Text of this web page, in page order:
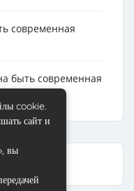
современная
быть современная
cookie.
сайт и
вы